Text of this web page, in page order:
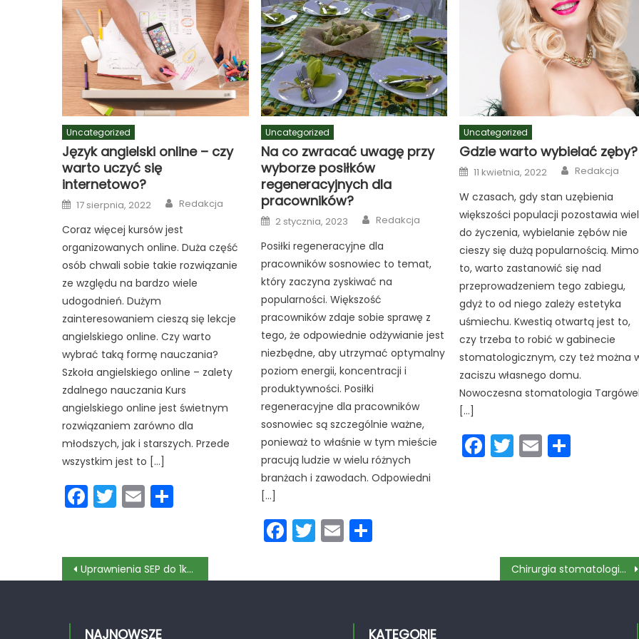
Uncategorized
Język angielski online – czy
warto uczyć się
internetowo?
Posted
on
17 sierpnia, 2022 Author
Redakcja
Coraz więcej kursów jest
organizowanych online. Duża część
osób chwali sobie takie rozwiązanie
ze względu na bardzo wiele
udogodnień. Dużym
zainteresowaniem cieszą się lekcje
angielskiego online. Czy warto
wybrać taką formę nauczania?
Szkoła angielskiego online – zalety
zdalnego nauczania Kurs
angielskiego online jest świetnym
rozwiązaniem zarówno dla
młodszych, jak i starszych. Przede
wszystkim jest to […]
Facebook
Twitter
Email
Uncategorized
Na co zwracać uwagę przy
wyborze posiłków
regeneracyjnych dla
pracowników?
Posted
on
2 stycznia, 2023 Author
Redakcja
Posiłki regeneracyjne dla
pracowników sosnowiec to temat,
który zaczyna zyskiwać na
popularności. Większość
pracowników zdaje sobie sprawę z
tego, że odpowiednie odżywianie jest
niezbędne, aby utrzymać optymalny
poziom energii, koncentracji i
produktywności. Posiłki
regeneracyjne dla pracowników
sosnowiec są szczególnie ważne,
ponieważ to właśnie w tym mieście
pracują ludzie w wielu różnych
branżach i zawodach. Odpowiedni
[…]
Facebook
Twitter
EmailPodziel
Uncategorized
Gdzie warto wybielać zęby?
Posted
on
11 kwietnia, 2022 Author
Redakcja
W czasach, gdy stan uzębienia
większości populacji pozostawia
do życzenia, wybielanie zębów nie
cieszy się dużą popularnością. Mimo
to, warto zastanowić się nad
przeprowadzeniem tego zabiegu,
gdyż to od niego zależy estetyka
uśmiechu. Kwestią otwartą jest to,
czy trzeba to robić w gabinecie
stomatologicznym, czy też można
zaciszu własnego domu.
Nowoczesna stomatologia
[…]
Facebook
Twitter
Email
Nawigacja
Uprawnienia SEP do 1kV – czym są? Chirurgia stomatologiczna w teorii oraz praktyce
NAJNOWSZE KATEGORIE